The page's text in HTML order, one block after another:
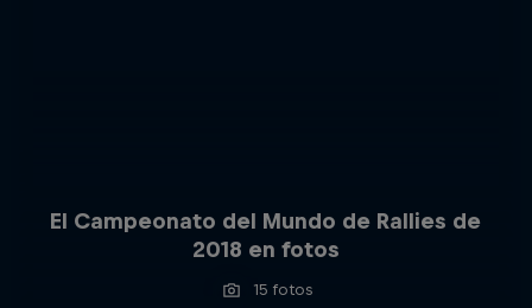
El Campeonato del Mundo de Rallies de
2018 en fotos
15 fotos